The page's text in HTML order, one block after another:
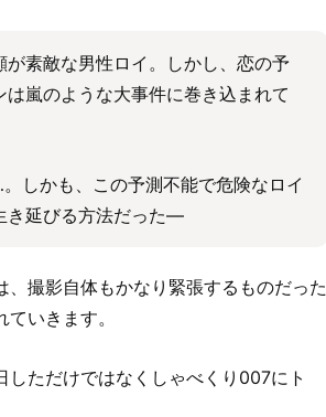
素敵な男性ロイ。しかし、恋の予
嵐のような大事件に巻き込まれて
しかも、この予測不能で危険なロイ
き延びる方法だった―
、撮影自体もかなり緊張するものだった
いきます。
ただけではなくしゃべくり007にト